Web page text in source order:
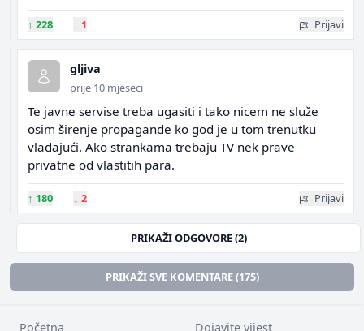
↑ 228 ↓ 1 Prijavi
gljiva
prije 10 mjeseci
Te javne servise treba ugasiti i tako nicem ne služe
osim širenje propagande ko god je u tom trenutku
vladajući. Ako strankama trebaju TV nek prave
privatne od vlastitih para.
↑ 180 ↓ 2 Prijavi
PRIKAŽI ODGOVORE (2)
PRIKAŽI SVE KOMENTARE (175)
Početna Dojavite vijest